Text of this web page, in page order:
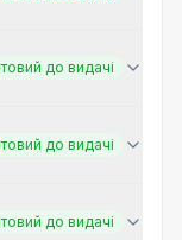
до видачі
до видачі
до видачі